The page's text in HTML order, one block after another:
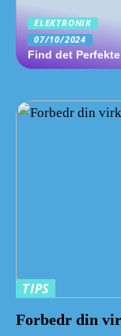
ELEKTRONIK
07/10/2024
Find det
TIPS
Forbedr din